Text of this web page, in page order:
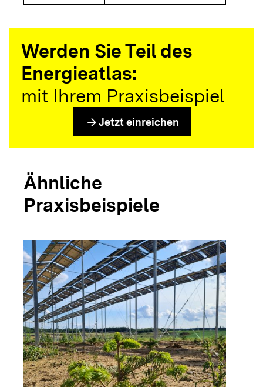
Werden Sie Teil des
Energieatlas:
mit Ihrem Praxisbeispiel
arrow_forward Jetzt einreichen
Ähnliche
Praxisbeispiele